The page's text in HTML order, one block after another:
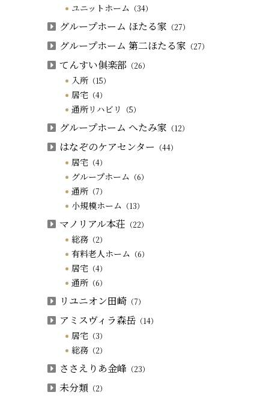
ユニットホーム （34）
グループホーム ほたる家 （27）
グループホーム 第二ほたる家 （27）
てんすい俱楽部 （26）
入所（15）
居宅（4）
通所リハビリ （5）
グループホーム へたみ家 （12）
はなぞのケアセンター （44）
居宅（4）
グループホーム （6）
通所（7）
小規模ホーム （13）
マノリアル本荘 （22）
総務（2）
有料老人ホーム （6）
居宅（4）
通所（6）
リユニオン田崎（7）
アミスヴィラ森岳（14）
居宅（3）
総務（2）
ささえりあ金峰（23）
未分類（2）